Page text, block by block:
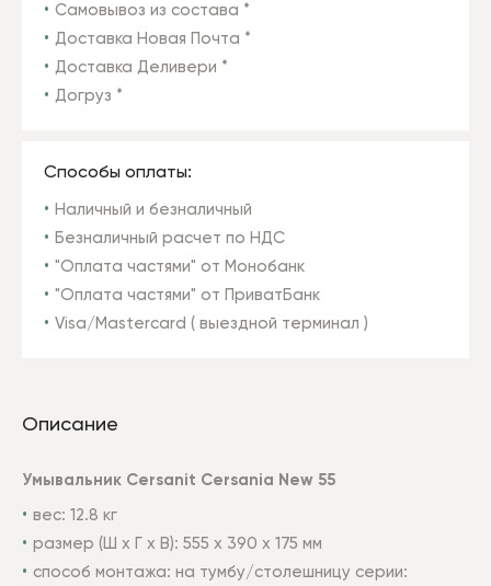
Самовывоз из состава *
Доставка Новая Почта *
Доставка Деливери *
Догруз *
Способы оплаты:
Наличный и безналичный
Безналичный расчет по НДС
"Оплата частями" от Монобанк
"Оплата частями" от ПриватБанк
Visa/Mastercard ( выездной терминал )
Описание
Умывальник Cersanit Cersania New 55
вес: 12.8 кг
размер (Ш х Г х В): 555 х 390 х 175 мм
способ монтажа: на тумбу/столешницу серии: